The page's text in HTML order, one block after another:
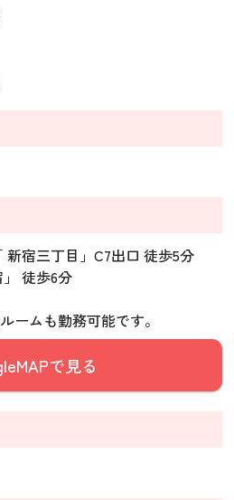
新宿三丁目」C7出口 徒歩5分
徒歩6分
ームも勤務可能です。
で見る